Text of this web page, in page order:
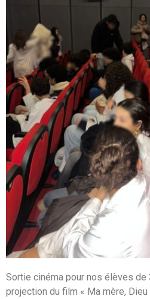
Sortie cinéma pour nos élèves
projection du film « Ma mère,